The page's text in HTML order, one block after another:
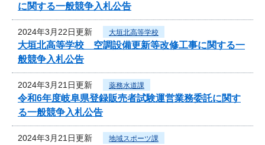
に関する一般競争入札公告
2024年3月22日更新 大垣北高等学校
大垣北高等学校 空調設備更新等改修工事に関する一
般競争入札公告
2024年3月21日更新 薬務水道課
令和6年度岐阜県登録販売者試験運営業務委託に関す
る一般競争入札公告
2024年3月21日更新 地域スポーツ課